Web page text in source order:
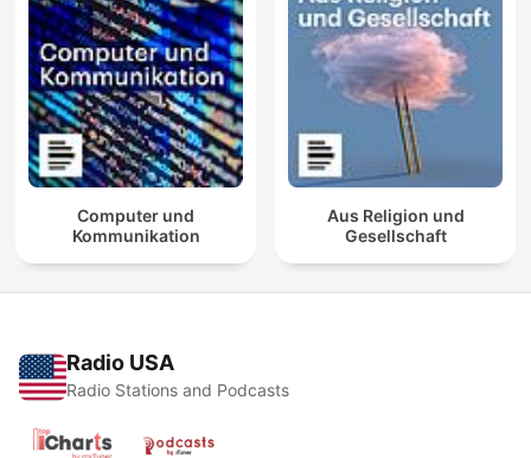
Computer und
Kommunikation
Aus Religion und
Gesellschaft
Radio USA
Radio Stations and Podcasts